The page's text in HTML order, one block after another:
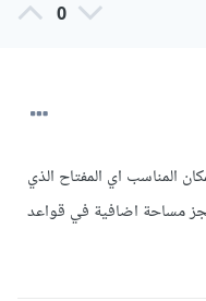
0
المناسب اي المفتاح الذي
مساحة اضافية في قواعد